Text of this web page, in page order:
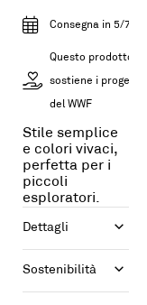
Consegna in 5/7gg
Questo prodotto
sostiene i progetti
del WWF
Stile semplice
e colori vivaci,
perfetta per i
piccoli
esploratori.
Dettagli
Sostenibilità